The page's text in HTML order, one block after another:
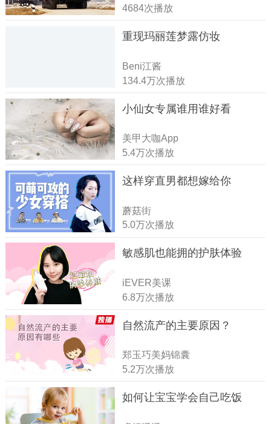
4684次播放
重现玛丽莲梦露仿妆
Beni江酱
134.4万次播放
小仙女专属谁用谁好看
美甲大咖App
5.4万次播放
这样穿直男都想嫁给你
蘑菇街
5.0万次播放
敏感肌也能拥的护肤体验
iEVER美课
6.8万次播放
自然流产的主要原因？
郑玉巧美妈锦囊
5.2万次播放
如何让宝宝学会自己吃饭